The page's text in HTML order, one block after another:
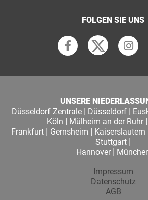
FOLGEN SIE UNS
UNSERE
Düsseldorf Zentrale| Düsseldorf|
Köln | Mülheim an der Ruhr|
Frankfurt | Gernsheim | Kaiserslautern
Stuttgart |
Hannover |
Impressum
Datenschutz
AGB